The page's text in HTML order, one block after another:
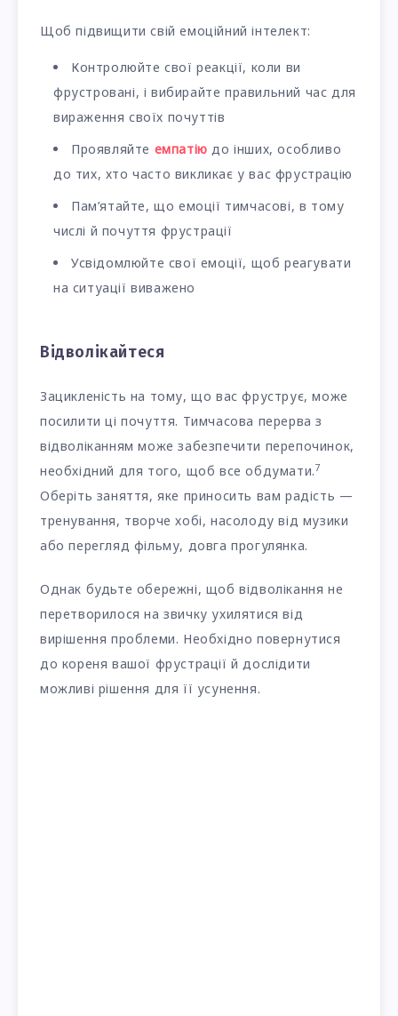
Щоб підвищити свій емоційний інтелект:
Контролюйте свої реакції, коли ви
фрустровані, і вибирайте правильний час для
вираження своїх почуттів
Проявляйте емпатію до інших, особливо
до тих, хто часто викликає у вас фрустрацію
Пам’ятайте, що емоції тимчасові, в тому
числі й почуття фрустрації
Усвідомлюйте свої емоції, щоб реагувати
на ситуації виважено
Відволікайтеся
Зацикленість на тому, що вас фруструє, може
посилити ці почуття. Тимчасова перерва з
відволіканням може забезпечити перепочинок,
необхідний для того, щоб все обдумати.7
Оберіть заняття, яке приносить вам радість —
тренування, творче хобі, насолоду від музики
або перегляд фільму, довга прогулянка.
Однак будьте обережні, щоб відволікання не
перетворилося на звичку ухилятися від
вирішення проблеми. Необхідно повернутися
до кореня вашої фрустрації й дослідити
можливі рішення для її усунення.